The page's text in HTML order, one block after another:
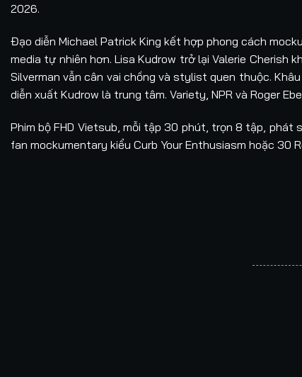
2026.
Đạo diễn Michael Patrick King kết hợp phong cách
media tự nhiên hơn. Lisa Kudrow trở lại Valerie Cherish
Silverman vẫn cân vai chồng và stylist quen thuộc.
diễn xuất Kudrow là trung tâm. Variety, NPR và Roger
Phim bộ FHD Vietsub, mỗi tập 30 phút, trọn 8 tập, phát
fan mockumentary kiểu Curb Your Enthusiasm hoặc 30